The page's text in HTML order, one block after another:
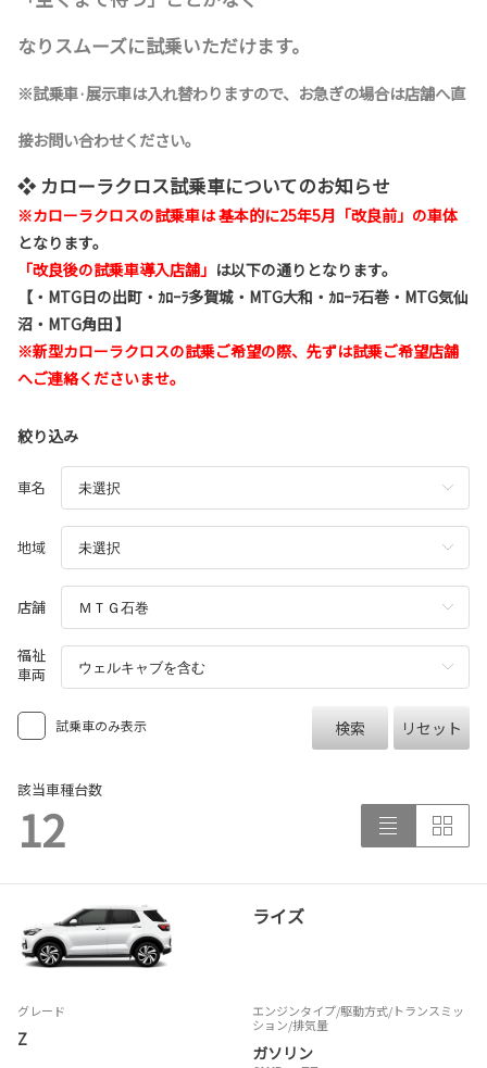
なりスムーズに試乗いただけます。
※試乗車·展示車は入れ替わりますので、お急ぎの場合は店舗へ直
接お問い合わせください。
❖ カローラクロス試乗車についてのお知らせ
※カローラクロスの試乗車は 基本的に25年5月「改良前」の車体
となります。
「改良後の試乗車導入店舗」 は以下の通りとなります。
【・MTG日の出町・ｶﾛｰﾗ多賀城・MTG大和・ｶﾛｰﾗ石巻・MTG気仙
沼・MTG角田 】
※新型カローラクロスの試乗ご希望の際、先ずは試乗ご希望店舗
へご連絡くださいませ。
絞り込み
車名
地域
店舗
福祉
車両
試乗車のみ表示 検索 リセット
該当車種台数
12
ライズ
グレード
Z
エンジンタイプ/駆動方式/トランスミッ
ション/排気量
ガソリン